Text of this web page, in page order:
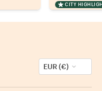
CITY
EUR (€)